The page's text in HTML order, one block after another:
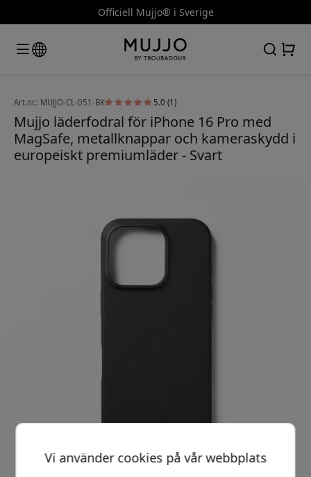
Officiell Mujjo® i Sverige
Art.nr.: MUJJO-CL-051-BK 5.0 (1)
Mujjo läderfodral för iPhone 16 Pro med
MagSafe, metallknappar och kameraskydd i
europeiskt premiumläder - Svart
Vi använder cookies på vår webbplats